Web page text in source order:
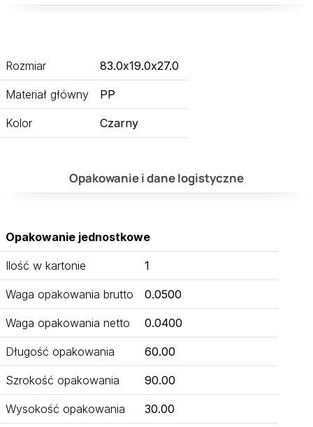
Rozmiar 83.0x19.0x27.0
Materiał główny PP
Kolor Czarny
Opakowanie i dane logistyczne
Opakowanie jednostkowe
Ilość w kartonie 1
Waga opakowania brutto 0.0500
Waga opakowania netto 0.0400
Długość opakowania 60.00
Szrokość opakowania 90.00
Wysokość opakowania 30.00